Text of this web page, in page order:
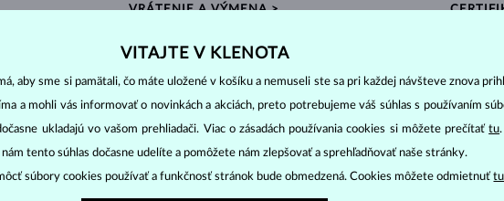
VRÁTENIE A VÝMENA >
DIAMANTOVÉ ŠPERKY
clarity
VITAJTE V KLENOTA
aby sme si pamätali, čo máte uložené v košíku a nemuseli ste sa pri každej návšteve znova
a mohli vás informovať o novinkách a akciách, preto potrebujeme váš súhlas s používaním
ukladajú vo vašom prehliadači. Viac o zásadách používania cookies si môžete prečítaťtu
tento súhlas dočasne udelíte a pomôžete nám zlepšovať a sprehľadňovať naše stránky.
súbory cookies používať a funkčnosť stránok bude obmedzená. Cookies môžete odmietnuťtu